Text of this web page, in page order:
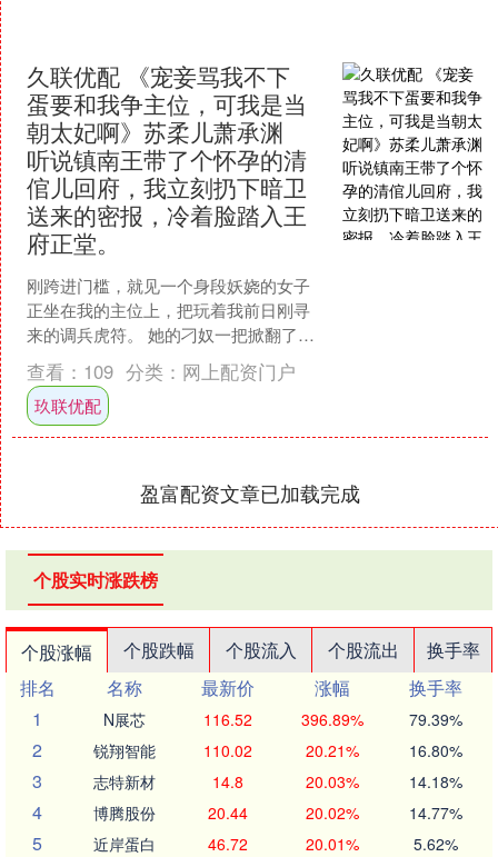
久联优配 《宠妾骂我不下
蛋要和我争主位，可我是当
朝太妃啊》苏柔儿萧承渊
听说镇南王带了个怀孕的清
倌儿回府，我立刻扔下暗卫
送来的密报，冷着脸踏入王
府正堂。
刚跨进门槛，就见一个身段妖娆的女子
正坐在我的主位上，把玩着我前日刚寻
来的调兵虎符。 她的刁奴一把掀翻了丫
鬟奉上的安胎药，指着我的鼻子大骂。
“瞎了你们的狗眼！我....
查看： 109 分类： 网上配资门户
玖联优配
盈富配资文章已加载完成
个股实时涨跌榜
个股涨幅 个股跌幅 个股流入 个股流出
换手率
排名
名称 最新价 涨幅
换手率
1
N展芯 116.52 396.89% 79.39%
2 锐翔智能 110.02 20.21% 16.80%
3 志特新材 14.8 20.03% 14.18%
4 博腾股份 20.44 20.02% 14.77%
5 近岸蛋白 46.72 20.01% 5.62%